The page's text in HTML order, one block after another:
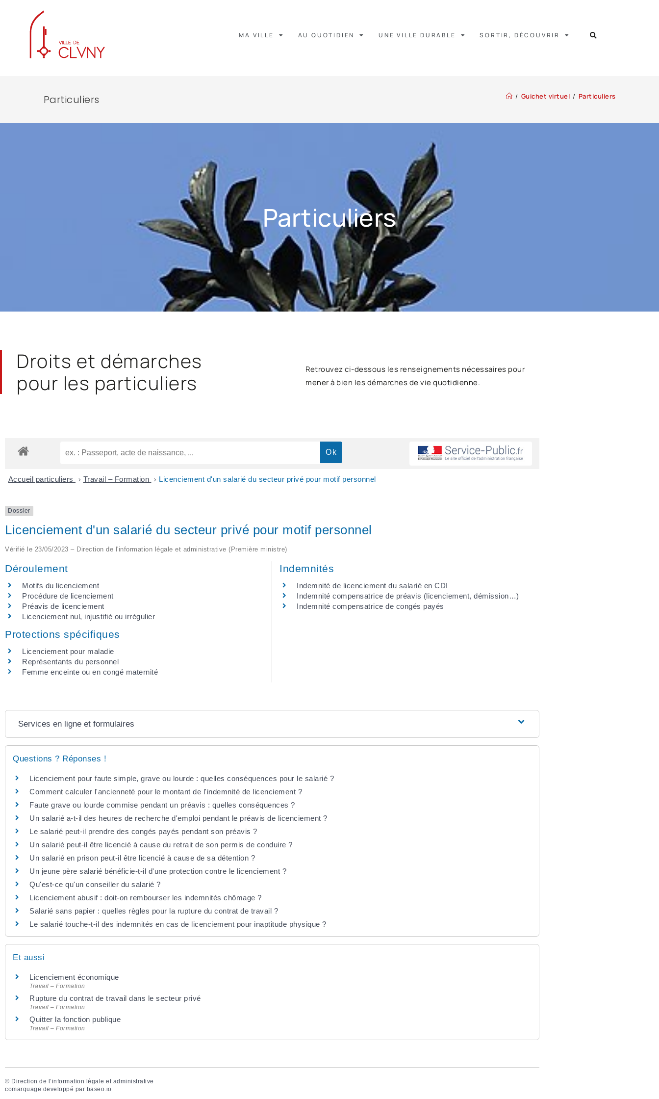
MA VILLE AU QUOTIDIEN UNE VILLE DURABLE SORTIR, DÉCOUVRIR
Particuliers / Guichet virtuel / Particuliers
Particuliers
Droits et démarches
pour les particuliers
Retrouvez ci-dessous les renseignements nécessaires pour
mener à bien les démarches de vie quotidienne.
Accueil particuliers > Travail – Formation > Licenciement d'un salarié du secteur privé pour motif personnel
Dossier
Licenciement d'un salarié du secteur privé pour motif personnel
Vérifié le 23/05/2023 – Direction de l'information légale et administrative (Première ministre)
Déroulement
Motifs du licenciement
Procédure de licenciement
Préavis de licenciement
Licenciement nul, injustifié ou irrégulier
Indemnités
Indemnité de licenciement du salarié en CDI
Indemnité compensatrice de préavis (licenciement, démission…)
Indemnité compensatrice de congés payés
Protections spécifiques
Licenciement pour maladie
Représentants du personnel
Femme enceinte ou en congé maternité
Services en ligne et formulaires
Questions ? Réponses !
Licenciement pour faute simple, grave ou lourde : quelles conséquences pour le salarié ?
Comment calculer l'ancienneté pour le montant de l'indemnité de licenciement ?
Faute grave ou lourde commise pendant un préavis : quelles conséquences ?
Un salarié a-t-il des heures de recherche d'emploi pendant le préavis de licenciement ?
Le salarié peut-il prendre des congés payés pendant son préavis ?
Un salarié peut-il être licencié à cause du retrait de son permis de conduire ?
Un salarié en prison peut-il être licencié à cause de sa détention ?
Un jeune père salarié bénéficie-t-il d'une protection contre le licenciement ?
Qu'est-ce qu'un conseiller du salarié ?
Licenciement abusif : doit-on rembourser les indemnités chômage ?
Salarié sans papier : quelles règles pour la rupture du contrat de travail ?
Le salarié touche-t-il des indemnités en cas de licenciement pour inaptitude physique ?
Et aussi
Licenciement économique
Travail – Formation
Rupture du contrat de travail dans le secteur privé
Travail – Formation
Quitter la fonction publique
Travail – Formation
© Direction de l’information légale et administrative
comarquage developpé par baseo.io